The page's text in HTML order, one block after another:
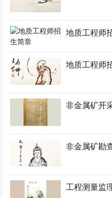
地质工程师
地质工程师
非金属矿开
非金属矿勘
工程测量监